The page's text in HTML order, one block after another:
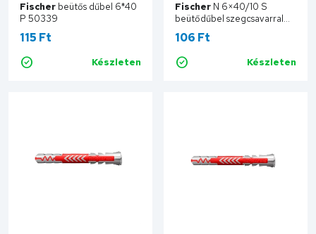
Fischer beütős dűbel 6*40
P 50339
115 Ft
Készleten
Kosárba
Fischer N 6×40/10 S
beütődűbel szegcsavarral
50354
106 Ft
Készleten
Kosárba